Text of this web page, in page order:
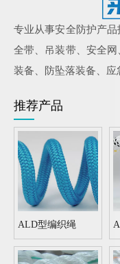
专业从事安全防护产
全带、吊装带、安全
装备、防坠落装备、应
推荐产品
ALD型编织绳